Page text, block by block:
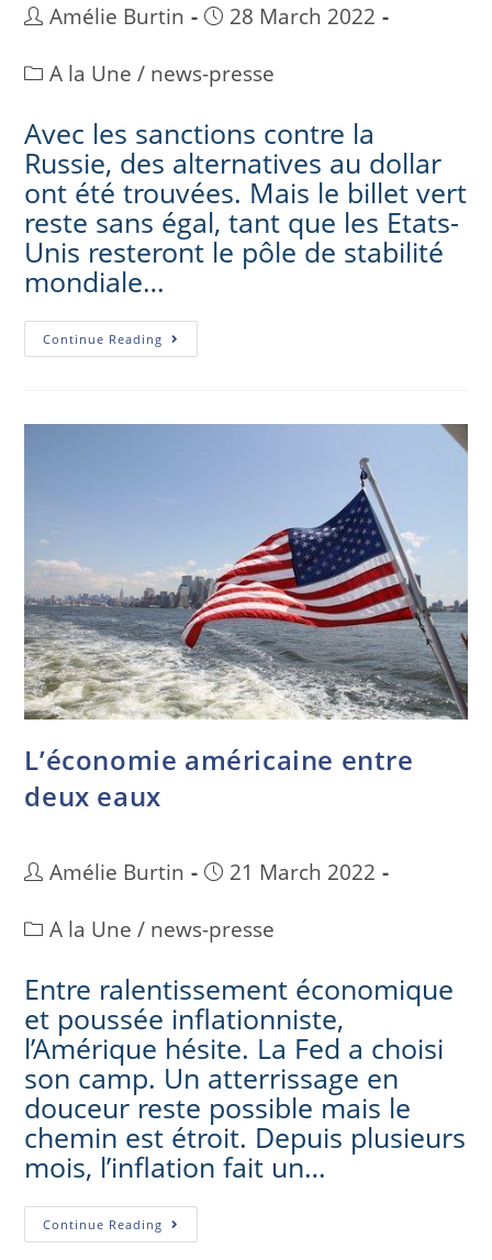
Amélie Burtin
28 March 2022
A la Une / news-presse
Avec les sanctions contre la
Russie, des alternatives au dollar
ont été trouvées. Mais le billet vert
reste sans égal, tant que les Etats-
Unis resteront le pôle de stabilité
mondiale…
Continue Reading
L’économie américaine entre
deux eaux
Amélie Burtin
21 March 2022
A la Une / news-presse
Entre ralentissement économique
et poussée inflationniste,
l’Amérique hésite. La Fed a choisi
son camp. Un atterrissage en
douceur reste possible mais le
chemin est étroit. Depuis plusieurs
mois, l’inflation fait un…
Continue Reading